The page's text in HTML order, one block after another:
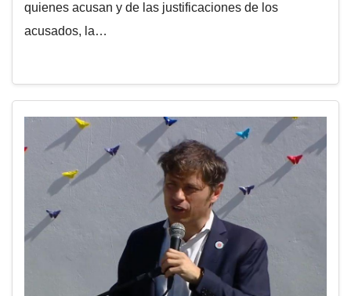
quienes acusan y de las justificaciones de los
acusados, la…